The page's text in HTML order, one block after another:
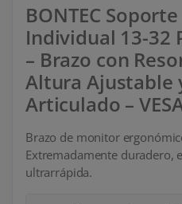
BONTEC
Individual 13-32
– Brazo con
Altura Ajustable
Articulado –
Brazo de monitor
Extremadamente duradero,
ultrarrápida.